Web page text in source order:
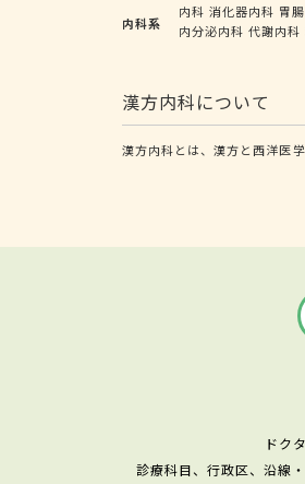
内科系
内科 消化器内科 胃
内分泌内科 代謝内科
漢方内科について
漢方内科とは、漢方と西洋医
ドク
診療科目、行政区、沿線